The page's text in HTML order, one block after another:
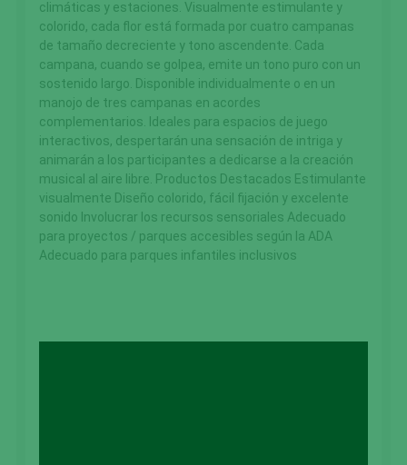
climáticas y estaciones. Visualmente estimulante y
colorido, cada flor está formada por cuatro campanas
de tamaño decreciente y tono ascendente. Cada
campana, cuando se golpea, emite un tono puro con un
sostenido largo. Disponible individualmente o en un
manojo de tres campanas en acordes
complementarios. Ideales para espacios de juego
interactivos, despertarán una sensación de intriga y
animarán a los participantes a dedicarse a la creación
musical al aire libre. Productos Destacados Estimulante
visualmente Diseño colorido, fácil fijación y excelente
sonido Involucrar los recursos sensoriales Adecuado
para proyectos / parques accesibles según la ADA
Adecuado para parques infantiles inclusivos